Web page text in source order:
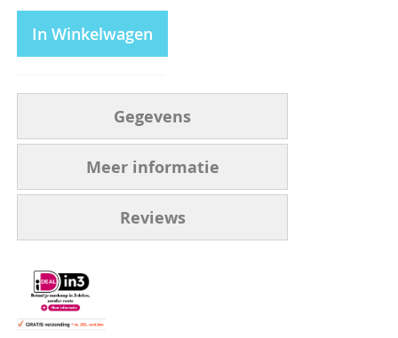
In Winkelwagen
Gegevens
Meer informatie
Reviews